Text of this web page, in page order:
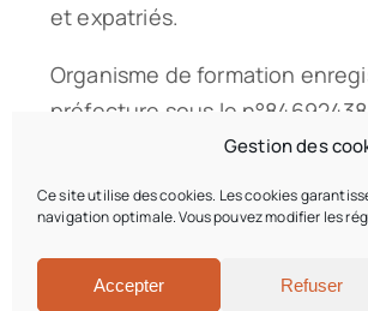
Gestion des
Ce site utilise des cookies. Les cookies
navigation optimale. Vous pouvez modifier les
Accepter Refuser
et expatriés.
Organisme de formation
préfecture sous le
© 2026 • Origami & Co • Tous droits